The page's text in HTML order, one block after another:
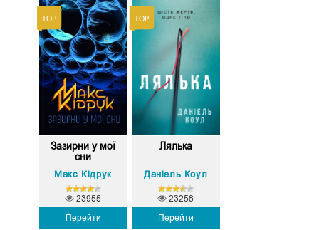
Зазирни у мої
сни
Макс Кідрук
Перейти
23955
Лялька
Даніель Коул
Перейти
23258